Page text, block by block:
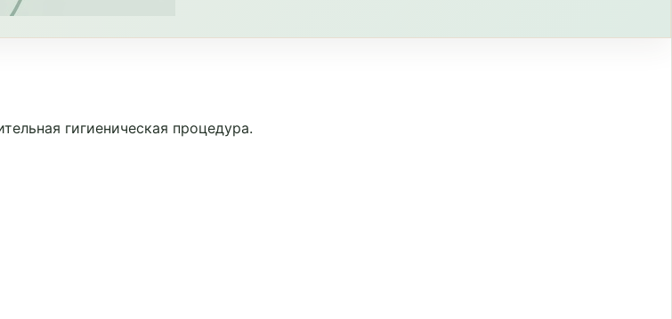
гигиеническая процедура.